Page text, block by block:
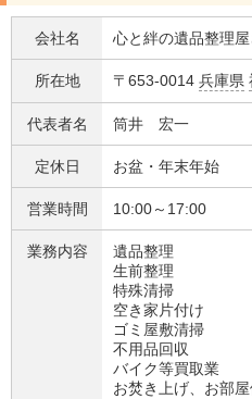
会社名 心と絆の遺品整理
所在地 〒653-0014 兵庫県
代表者名 筒井 宏一
定休日 お盆・年末年始
営業時間 10:00～17:00
業務内容
遺品整理
生前整理
特殊清掃
空き家片付け
ゴミ屋敷清掃
不用品回収
バイク等買取業
お焚き上げ、お部